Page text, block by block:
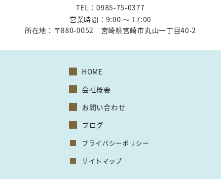
TEL：0985-75-0377
営業時間：9:00 〜 17:00
所在地： 〒880-0052 宮崎県宮崎市丸山一丁目40-2
HOME
会社概要
お問い合わせ
ブログ
プライバシーポリシー
サイトマップ